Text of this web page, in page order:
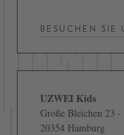
BESUCHEN SIE
UZWEI Kids
Große Bleichen 23 -
20354 Hamburg